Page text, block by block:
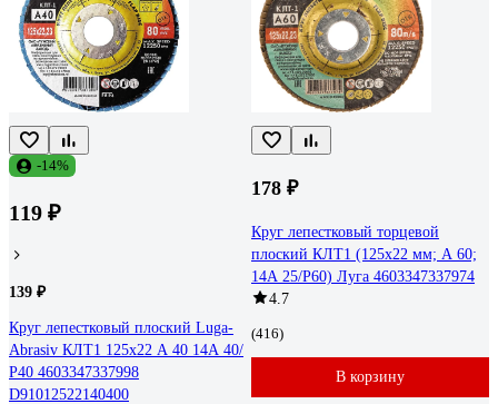
-14%
119 ₽
139 ₽
Круг лепестковый плоский Luga-
Abrasiv КЛТ1 125х22 А 40 14А 40/
Р40 4603347337998
D91012522140400
178 ₽
Круг лепестковый торцевой
плоский КЛТ1 (125х22 мм; А 60;
14А 25/Р60) Луга 4603347337974
4.7
(416)
В корзину